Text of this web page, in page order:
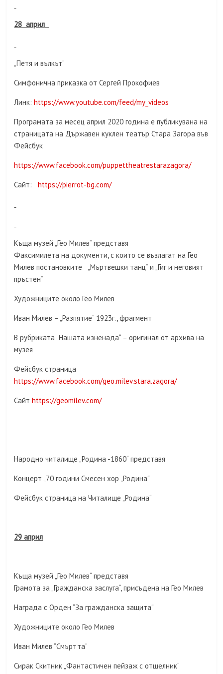
28 април
„Петя и вълкът“
Симфонична приказка от Сергей Прокофиев
Линк:https://www.youtube.com/feed/my_videos
Програмата за месец април 2020 година е публикувана на
страницата на Държавен куклен театър Стара Загора във
Фейсбук
https://www.facebook.com/puppettheatrestarazagora/
Сайт:https://pierrot-bg.com/
Къща музей „Гео Милев“ представя
Факсимилета на документи, с които се възлагат на Гео
Милев постановките „Мъртвешки танц“ и „Гиг и неговият
пръстен“
Художниците около Гео Милев
Иван Милев – „Разпятие“ 1923г., фрагмент
В рубриката „Нашата изненада“ – оригинал от архива на
музея
Фейсбук страница
https://www.facebook.com/geo.milev.stara.zagora/
Сайтhttps://geomilev.com/
Народно читалище „Родина -1860“ представя
Концерт „70 години Смесен хор „Родина“
Фейсбук страница на Читалище „Родина“
29 април
Къща музей „Гео Милев“ представя
Грамота за „Гражданска заслуга“, присъдена на Гео Милев
Награда с Орден “За гражданска защита“
Художниците около Гео Милев
Иван Милев “Смъртта“
Сирак Скитник „Фантастичен пейзаж с отшелник“